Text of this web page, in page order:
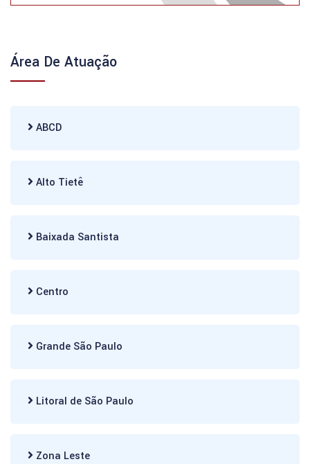
Área De Atuação
ABCD
Alto Tietê
Baixada Santista
Centro
Grande São Paulo
Litoral de São Paulo
Zona Leste